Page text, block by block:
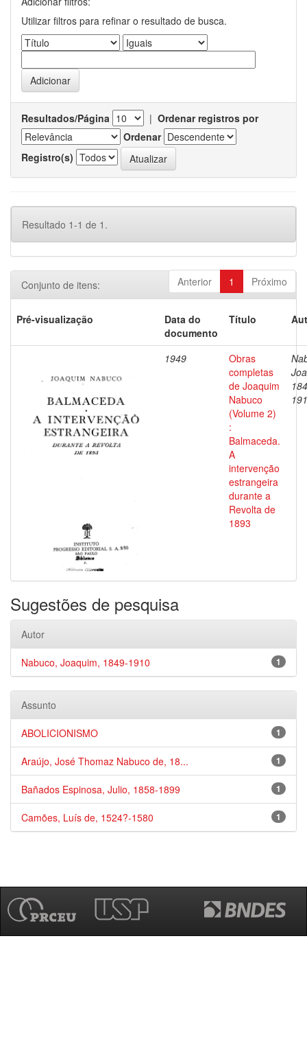
Utilizar filtros para refinar o resultado de busca.
Resultados/Página | Ordenar registros por
Ordenar
Registro(s)
Resultado 1-1 de 1.
Anterior 1 Próximo
Conjunto de itens:
Pré-visualização
Data do
documento
Título
1949
Obras
completas
de Joaquim
Nabuco
(Volume 2)
:
Balmaceda.
A
intervenção
estrangeira
durante a
Revolta de
1893
Sugestões de pesquisa
Autor
1
Nabuco, Joaquim, 1849-1910
Assunto
1
ABOLICIONISMO
1
Araújo, José Thomaz Nabuco de, 18...
1
Bañados Espinosa, Julio, 1858-1899
1
Camões, Luís de, 1524?-1580